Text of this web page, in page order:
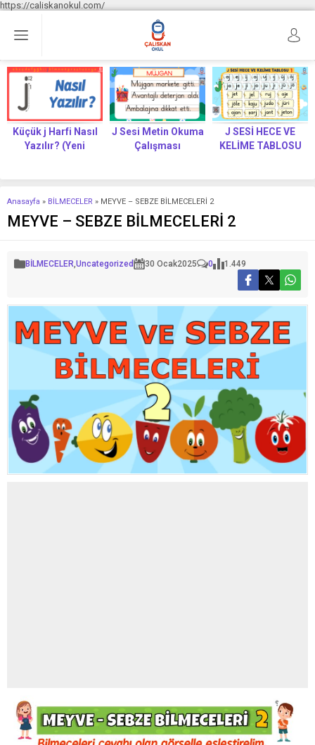
https://caliskanokul.com/
Küçük j Harfi Nasıl
Yazılır? (Yeni
J Sesi Metin Okuma
Çalışması
J SESİ HECE VE
KELİME TABLOSU
Anasayfa » BİLMECELER » MEYVE – SEBZE BİLMECELERİ 2
MEYVE – SEBZE BİLMECELERİ 2
BİLMECELER,Uncategorized 30 Ocak2025 0 1.449